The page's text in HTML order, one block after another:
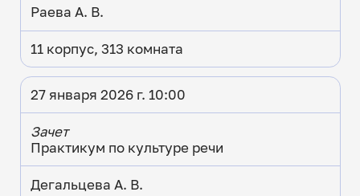
Раева А. В.
11 корпус, 313 комната
27 января 2026 г. 10:00
Зачет
Практикум по культуре речи
Дегальцева А. В.